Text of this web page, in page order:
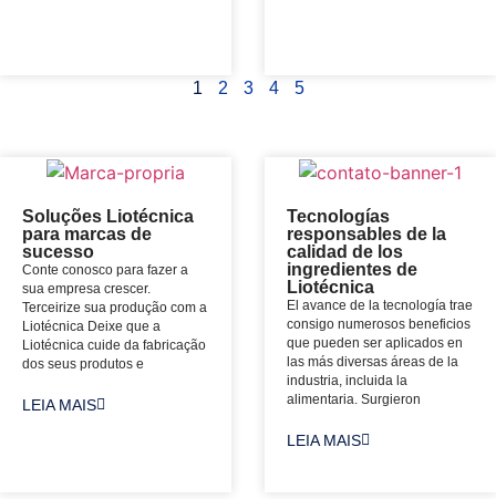
1 2 3 4 5
Soluções Liotécnica
para marcas de
sucesso
Conte conosco para fazer a
sua empresa crescer.
Terceirize sua produção com a
Liotécnica Deixe que a
Liotécnica cuide da fabricação
dos seus produtos e
LEIA MAIS
Tecnologías
responsables de la
calidad de los
ingredientes de
Liotécnica
El avance de la tecnología trae
consigo numerosos beneficios
que pueden ser aplicados en
las más diversas áreas de la
industria, incluida la
alimentaria. Surgieron
LEIA MAIS